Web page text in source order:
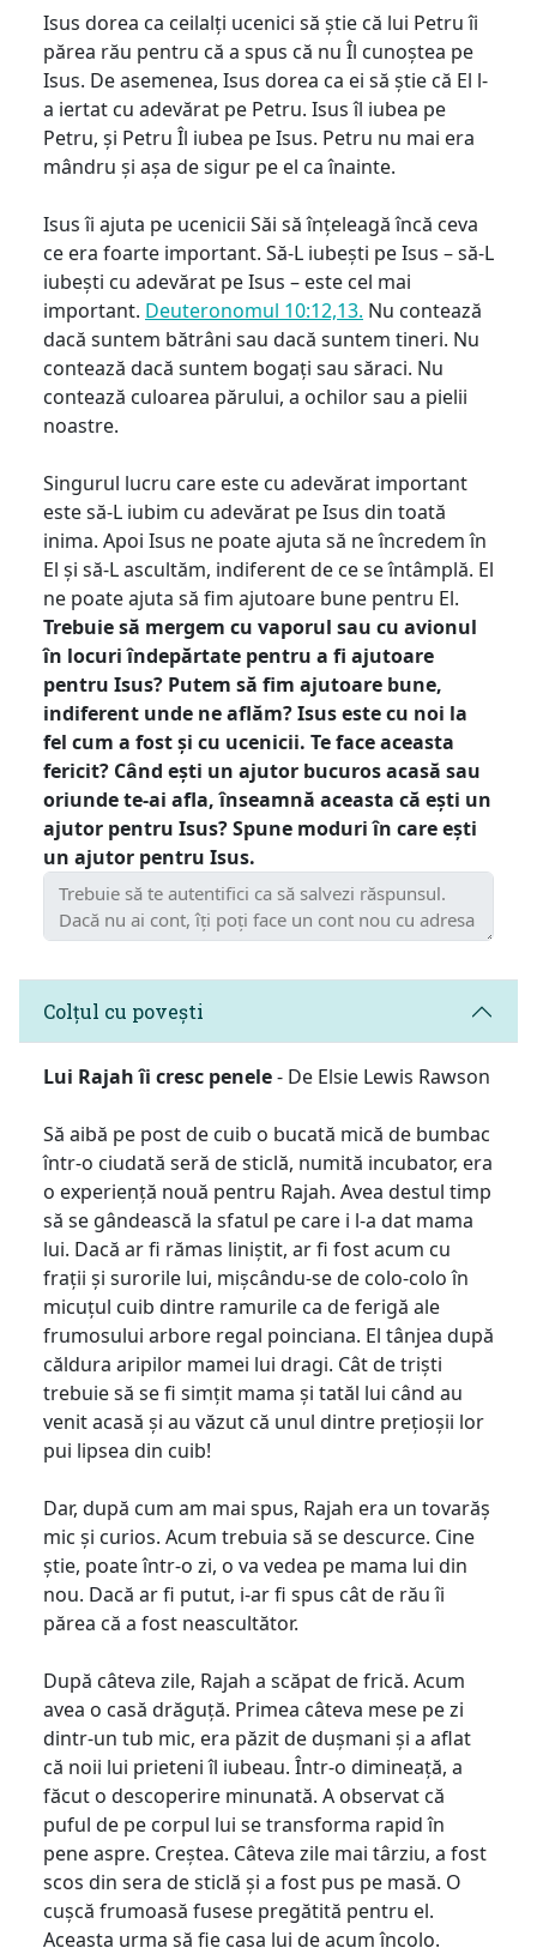
Isus dorea ca ceilalți ucenici să știe că lui Petru îi
părea rău pentru că a spus că nu Îl cunoștea pe
Isus. De asemenea, Isus dorea ca ei să știe că El l-
a iertat cu adevărat pe Petru. Isus îl iubea pe
Petru, și Petru Îl iubea pe Isus. Petru nu mai era
mândru și așa de sigur pe el ca înainte.
Isus îi ajuta pe ucenicii Săi să înțeleagă încă ceva
ce era foarte important. Să-L iubești pe Isus – să-L
iubești cu adevărat pe Isus – este cel mai
important. Deuteronomul 10:12,13. Nu contează
dacă suntem bătrâni sau dacă suntem tineri. Nu
contează dacă suntem bogați sau săraci. Nu
contează culoarea părului, a ochilor sau a pielii
noastre.
Singurul lucru care este cu adevărat important
este să-L iubim cu adevărat pe Isus din toată
inima. Apoi Isus ne poate ajuta să ne încredem în
El și să-L ascultăm, indiferent de ce se întâmplă. El
ne poate ajuta să fim ajutoare bune pentru El.
Trebuie să mergem cu vaporul sau cu avionul
în locuri îndepărtate pentru a fi ajutoare
pentru Isus? Putem să fim ajutoare bune,
indiferent unde ne aflăm? Isus este cu noi la
fel cum a fost și cu ucenicii. Te face aceasta
fericit? Când ești un ajutor bucuros acasă sau
oriunde te-ai afla, înseamnă aceasta că ești un
ajutor pentru Isus? Spune moduri în care ești
un ajutor pentru Isus.
Colțul cu povești
Lui Rajah îi cresc penele- De Elsie Lewis Rawson
Să aibă pe post de cuib o bucată mică de bumbac
într-o ciudată seră de sticlă, numită incubator, era
o experiență nouă pentru Rajah. Avea destul timp
să se gândească la sfatul pe care i l-a dat mama
lui. Dacă ar fi rămas liniștit, ar fi fost acum cu
frații și surorile lui, mișcându-se de colo-colo în
micuțul cuib dintre ramurile ca de ferigă ale
frumosului arbore regal poinciana. El tânjea după
căldura aripilor mamei lui dragi. Cât de triști
trebuie să se fi simțit mama și tatăl lui când au
venit acasă și au văzut că unul dintre prețioșii lor
pui lipsea din cuib!
Dar, după cum am mai spus, Rajah era un tovarăș
mic și curios. Acum trebuia să se descurce. Cine
știe, poate într-o zi, o va vedea pe mama lui din
nou. Dacă ar fi putut, i-ar fi spus cât de rău îi
părea că a fost neascultător.
După câteva zile, Rajah a scăpat de frică. Acum
avea o casă drăguță. Primea câteva mese pe zi
dintr-un tub mic, era păzit de dușmani și a aflat
că noii lui prieteni îl iubeau. Într-o dimineață, a
făcut o descoperire minunată. A observat că
puful de pe corpul lui se transforma rapid în
pene aspre. Creștea. Câteva zile mai târziu, a fost
scos din sera de sticlă și a fost pus pe masă. O
cușcă frumoasă fusese pregătită pentru el.
Aceasta urma să fie casa lui de acum încolo.